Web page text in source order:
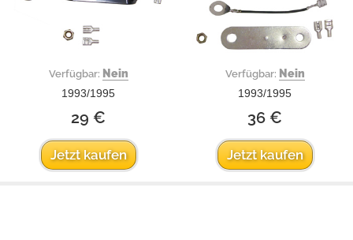
Verfügbar: Nein
1993/1995
29 €
Jetzt kaufen
Verfügbar: Nein
1993/1995
36 €
Jetzt kaufen